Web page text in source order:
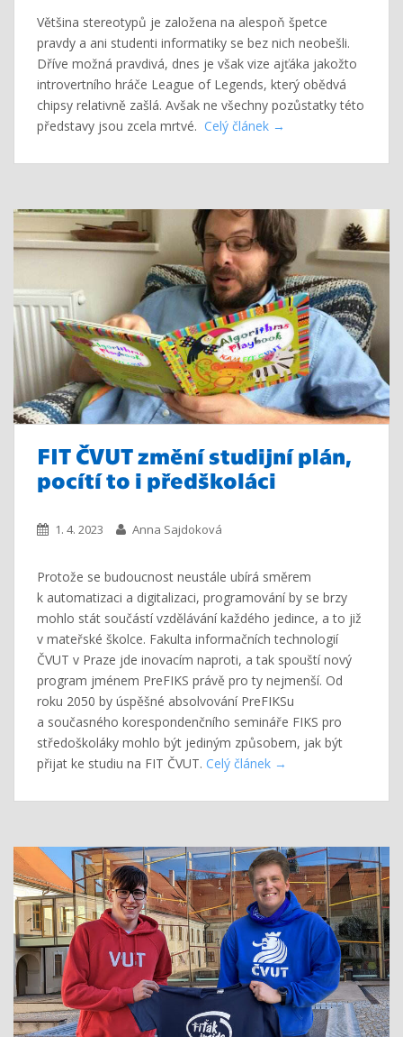
Většina stereotypů je založena na alespoň špetce
pravdy a ani studenti informatiky se bez nich neobešli.
Dříve možná pravdivá, dnes je však vize ajťáka jakožto
introvertního hráče League of Legends, který obědvá
chipsy relativně zašlá. Avšak ne všechny pozůstatky této
představy jsou zcela mrtvé. Celý článek
FIT ČVUT změní studijní plán,
pocítí to i předškoláci
1. 4. 2023 Anna Sajdoková
Protože se budoucnost neustále ubírá směrem
k automatizaci a digitalizaci, programování by se brzy
mohlo stát součástí vzdělávání každého jedince, a to již
v mateřské školce. Fakulta informačních technologií
ČVUT v Praze jde inovacím naproti, a tak spouští nový
program jménem PreFIKS právě pro ty nejmenší. Od
roku 2050 by úspěšné absolvování PreFIKSu
a současného korespondenčního semináře FIKS pro
středoškoláky mohlo být jediným způsobem, jak být
přijat ke studiu na FIT ČVUT. Celý článek